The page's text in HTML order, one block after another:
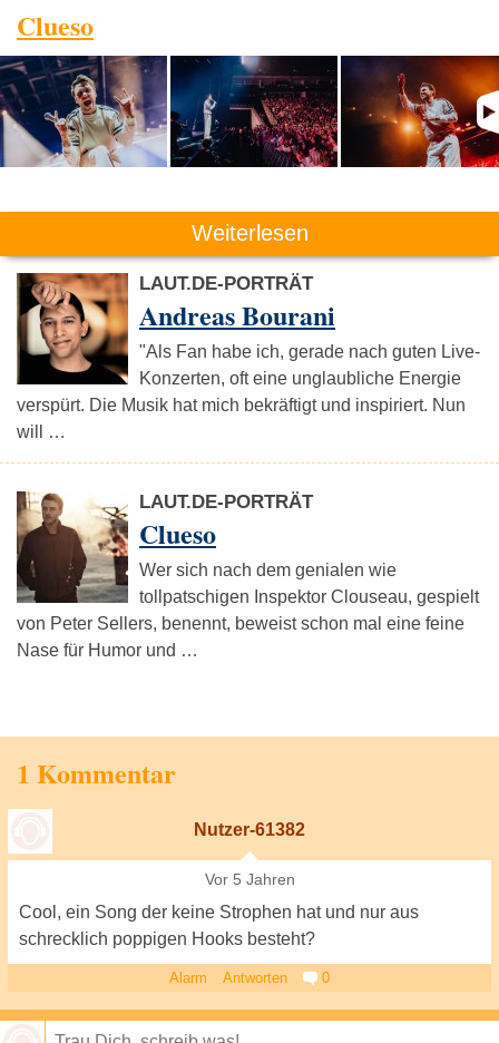
Clueso
Weiterlesen
LAUT.DE-PORTRÄT
Andreas Bourani
"Als Fan habe ich, gerade nach guten Live-
Konzerten, oft eine unglaubliche Energie
verspürt. Die Musik hat mich bekräftigt und inspiriert. Nun
will …
LAUT.DE-PORTRÄT
Clueso
Wer sich nach dem genialen wie
tollpatschigen Inspektor Clouseau, gespielt
von Peter Sellers, benennt, beweist schon mal eine feine
Nase für Humor und …
1 Kommentar
Nutzer-61382
Vor 5 Jahren
Cool, ein Song der keine Strophen hat und nur aus
schrecklich poppigen Hooks besteht?
Alarm Antworten 0